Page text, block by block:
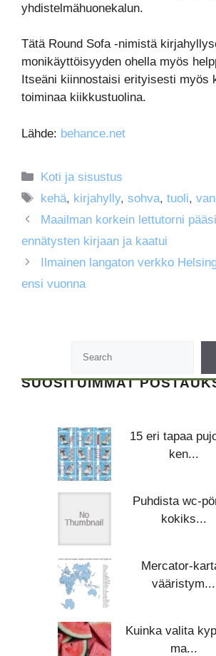
yhdistelmähuonekalun.
Tätä Round Sofa -nimistä
monikäyttöisyyden ohella myös
Itseäni kiinnostaisi erityisesti myös
toiminaa kiikkustuolina.
Lähde: behance.net
Kategoriat
Koti ja sisustus
Avainsanat
kehä, kirjahylly,sohva,tuoli,
Maailman korkein lettutorni
ennätysten kirjaan ja kaatui
Ilmainen langaton verkko
ensi vuonna
SUOSITUIMMAT
15 eri tapaa
ken...
Puhdista wc-
kokiks...
Mercator-
vääristym...
Kuinka valita
ma...